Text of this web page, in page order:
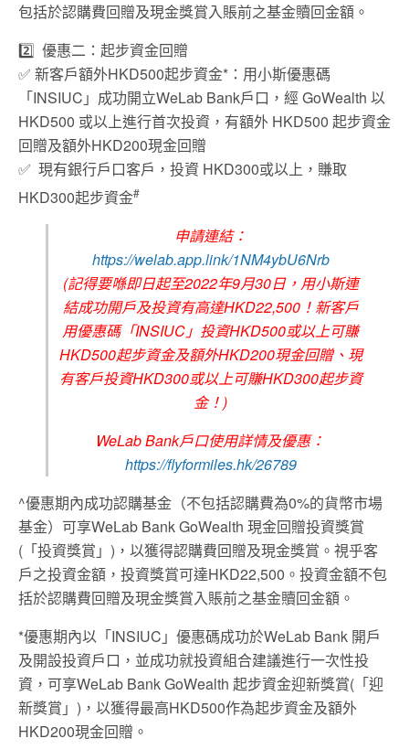
包括於認購費回贈及現金獎賞入賬前之基金贖回金額。
2️⃣ 優惠二：起步資金回贈
✅ 新客戶額外HKD500起步資金*：用小斯優惠碼
「INSIUC」成功開立WeLab Bank戶口，經 GoWealth 以
HKD500 或以上進行首次投資，有額外 HKD500 起步資金
回贈及額外HKD200現金回贈
✅ 現有銀行戶口客戶，投資 HKD300或以上，賺取
HKD300起步資金#
申請連結：
https://welab.app.link/1NM4ybU6Nrb
(記得要喺即日起至2022年9月30日，用小斯連
結成功開戶及投資有高達HKD22,500！新客戶
用優惠碼「INSIUC」投資HKD500或以上可賺
HKD500起步資金及額外HKD200現金回贈、現
有客戶投資HKD300或以上可賺HKD300起步資
金！)
WeLab Bank戶口使用詳情及優惠：
https://flyformiles.hk/26789
^優惠期內成功認購基金（不包括認購費為0%的貨幣市場
基金）可享WeLab Bank GoWealth 現金回贈投資獎賞
(「投資獎賞」)，以獲得認購費回贈及現金獎賞。視乎客
戶之投資金額，投資獎賞可達HKD22,500。投資金額不包
括於認購費回贈及現金獎賞入賬前之基金贖回金額。
*優惠期內以「INSIUC」優惠碼成功於WeLab Bank 開戶
及開設投資戶口，並成功就投資組合建議進行一次性投
資，可享WeLab Bank GoWealth 起步資金迎新獎賞(「迎
新獎賞」)，以獲得最高HKD500作為起步資金及額外
HKD200現金回贈。